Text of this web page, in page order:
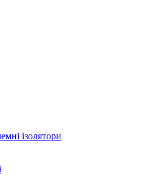
ізолятори